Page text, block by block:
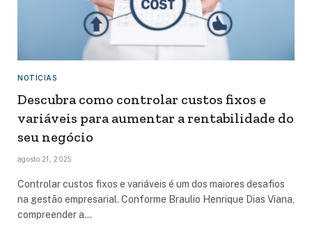
NOTÍCIAS
Descubra como controlar custos fixos e
variáveis para aumentar a rentabilidade do
seu negócio
agosto 21, 2025
Controlar custos fixos e variáveis é um dos maiores desafios
na gestão empresarial. Conforme Braulio Henrique Dias Viana,
compreender a…